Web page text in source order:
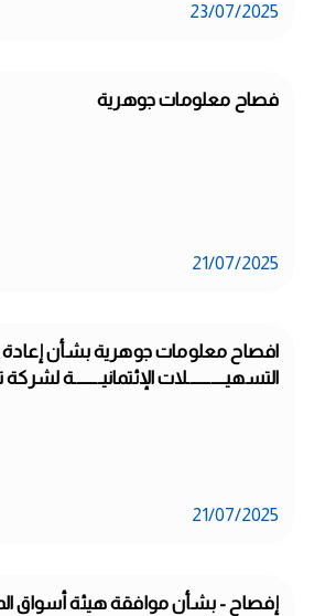
23/07/2025
فصاح معلومات جوهرية
21/07/2025
التسهيـــــــــــلات الإئتمانيــــــــة
21/07/2025